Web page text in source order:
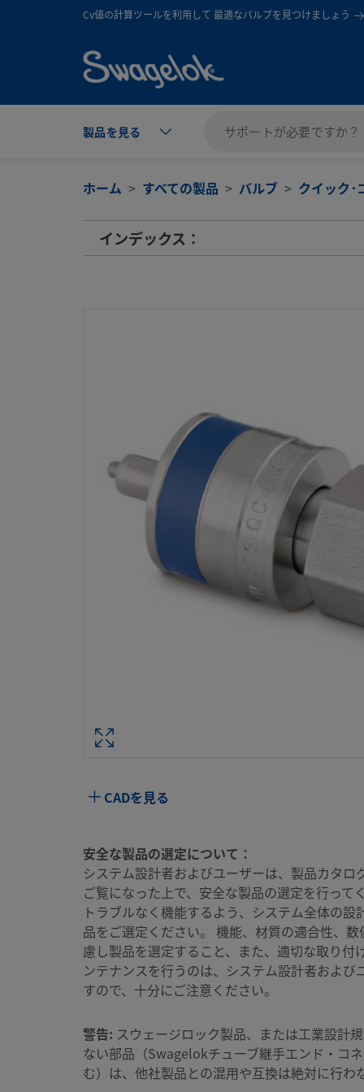
text.skipToContent
text.skipToNavigationCv値の計算ツールを利用して 最適なバルブを見つけましょう
製品を見る
ホーム すべての製品 バルブ クイック･
ステンレス鋼製計装用クイッ
ツ・ステム（バルブ付き）、0.2
ンチ・サイズ NPTめねじ、キー
型番：
コネクション1 タイプ
NPTめねじ
0.2 - 標準ボディ、またはリ
と接続する場合
Dow Corning 111
フルオロカーボンFKM
最高使用圧力（室温での接続時）
3000 PSIG @ 70°F／206
インデックス：
CADを見る
安全な製品の選定について：
システム設計者およびユーザーは、製品カタロ
ご覧になった上で、安全な製品の選定を行って
トラブルなく機能するよう、システム全体の設
品をご選定ください。 機能、材質の適合性、
慮し製品を選定すること、また、適切な取り付
ンテナンスを行うのは、システム設計者および
すので、十分にご注意ください。
警告: スウェージロック製品、または工業設計
ない部品（Swagelokチューブ継手エンド・コ
む）は、他社製品との混用や互換は絶対に行わ